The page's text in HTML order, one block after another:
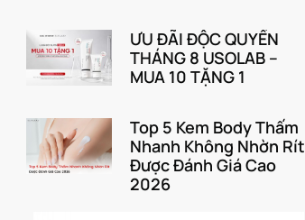
ƯU ĐÃI ĐỘC QUYỀN
THÁNG 8 USOLAB –
MUA 10 TẶNG 1
Top 5 Kem Body Thấm
Nhanh Không Nhờn Rít
Được Đánh Giá Cao
2026